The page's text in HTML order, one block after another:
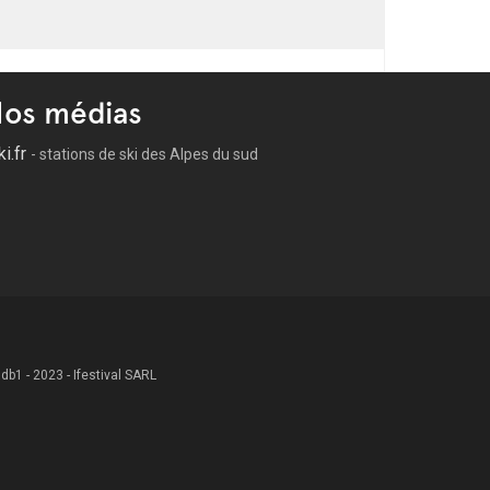
médias
- stations de ski des Alpes du sud
- 2023 - Ifestival SARL